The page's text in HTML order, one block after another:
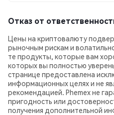
Отказ от
Цены на криптовалюту
рыночным рискам и
те продукты, которые вам
которых вы полностью
странице предоставлена
информационных целях и не
рекомендацией. Phemex не
пригодность или
получения дополнительной